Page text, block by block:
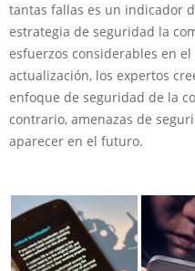
tantas fallas es un indicador
estrategia de seguridad la
esfuerzos considerables en
actualización, los expertos
enfoque de seguridad de la
contrario, amenazas de
aparecer en el futuro.